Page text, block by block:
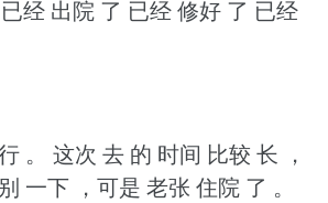
经 出院 了 已经 修好 了 已经
。
这次 去 的 时间 比较 长 ，
一下 ，可是 老张 住院 了 。